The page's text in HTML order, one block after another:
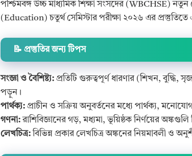
পশ্চিমবঙ্গ উচ্চ মাধ্যমিক শিক্ষা সংসদের (WBCHSE) নতুন
(Education) চতুর্থ সেমিস্টার পরীক্ষা ২০২৬ এর
📝 প্রস্তুতির জন্য টিপস
সংজ্ঞা ও বৈশিষ্ট্য: প্রতিটি গুরুত্বপূর্ণ ধারণার (শিখন, বুদ্ধি,
পড়ুন।
পার্থক্য: প্রাচীন ও সক্রিয় অনুবর্তনের মধ্যে পার্থক্য,
গণনা: রাশিবিজ্ঞানের গড়, মধ্যমা, ভূয়িষ্ঠক নির্ণয়ের
লেখচিত্র: বিভিন্ন প্রকার লেখচিত্র অঙ্কনের নিয়মাবলী ও